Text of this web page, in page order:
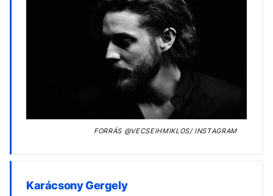
FORRÁS @VECSEIHMIKLOS/ INSTAGRAM
Karácsony Gergely